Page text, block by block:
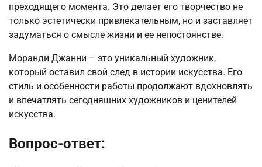
преходящего момента. Это делает его творчество не
только эстетически привлекательным, но и заставляет
задуматься о смысле жизни и ее непостоянстве.
Моранди Джанни – это уникальный художник,
который оставил свой след в истории искусства. Его
стиль и особенности работы продолжают вдохновлять
и впечатлять сегодняшних художников и ценителей
искусства.
Вопрос-ответ: